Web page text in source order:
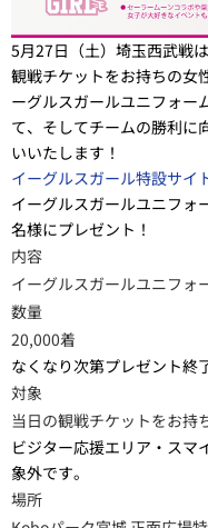
5月27日（土）埼玉西武戦
観戦チケットをお持ちの女
ーグルスガールユニフォー
て、そしてチームの勝利に
いいたします！
イーグルスガール特設サイ
イーグルスガールユニフォ
名様にプレゼント！
内容
イーグルスガールユニフォ
数量
20,000着
なくなり次第プレゼント終
対象
当日の観戦チケットをお持
ビジター応援エリア・スマ
象外です。
場所